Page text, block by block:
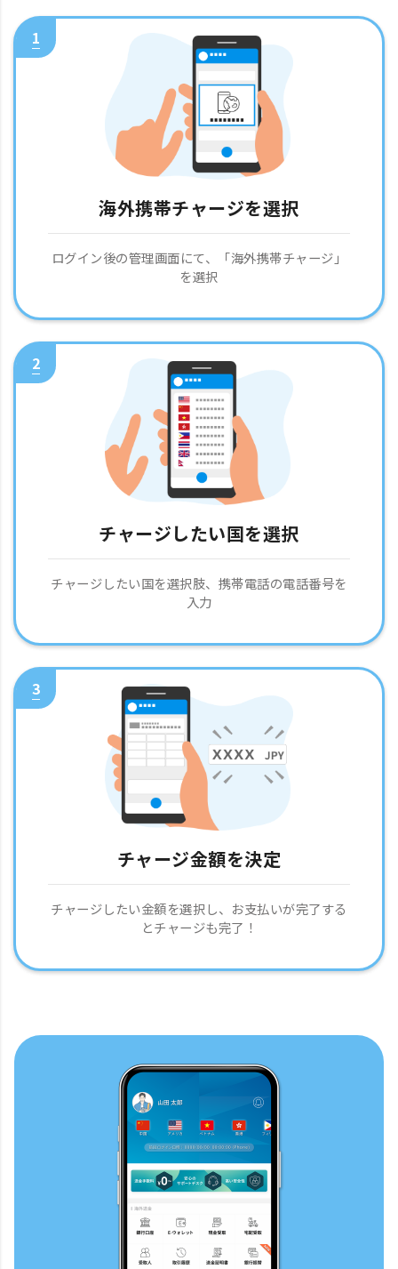
1
海外携帯チャージを選択
ログイン後の管理画面にて、「海外携帯チャージ」
を選択
2
チャージしたい国を選択
チャージしたい国を選択肢、携帯電話の電話番号を
入力
3
チャージ金額を決定
チャージしたい金額を選択し、お支払いが完了する
とチャージも完了！